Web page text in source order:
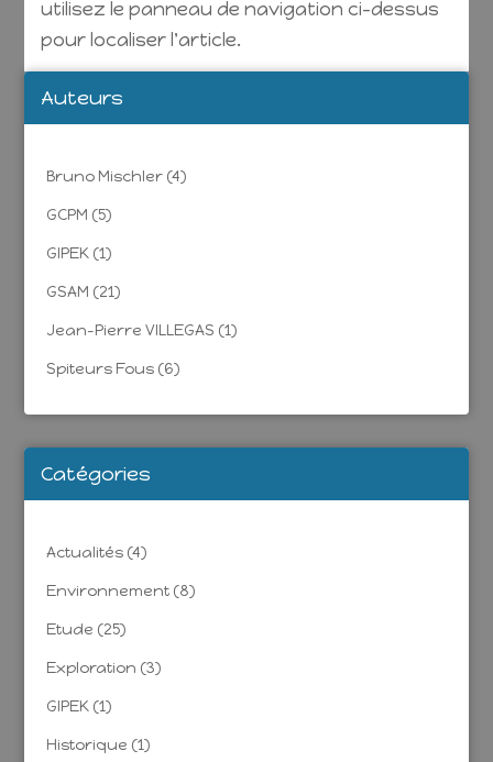
utilisez le panneau de navigation ci-dessus
pour localiser l'article.
Auteurs
Bruno Mischler (4)
GCPM (5)
GIPEK (1)
GSAM (21)
Jean-Pierre VILLEGAS (1)
Spiteurs Fous (6)
Catégories
Actualités (4)
Environnement (8)
Etude (25)
Exploration (3)
GIPEK (1)
Historique (1)